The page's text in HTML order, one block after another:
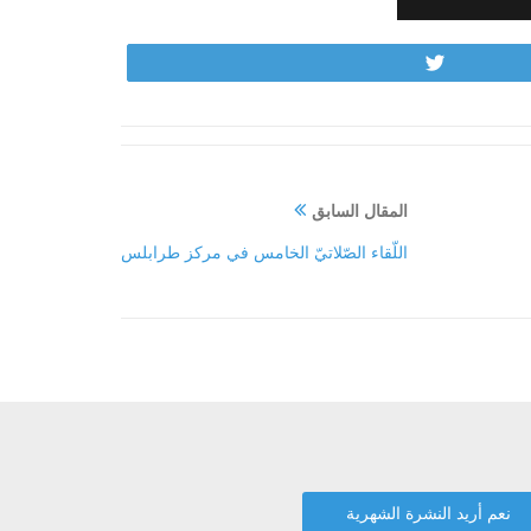
المقال السابق
اللّقاء الصّلاتيّ الخامس في مركز طرابلس